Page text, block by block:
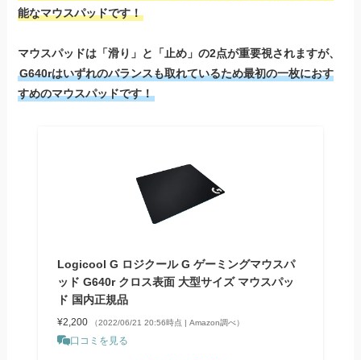
能なマウスパッドです！
マウスパッドは「滑り」と「止め」の2点が重要視されますが、
G640rはいずれのバランスも取れているため最初の一枚におす
すめのマウスパッドです！
Logicool G ロジクール G ゲーミングマウスパ
ッド G640r クロス表面 大型サイズ マウスパッ
ド 国内正規品
¥2,200 （2022/06/21 20:56時点 | Amazon調べ）
口コミを見る